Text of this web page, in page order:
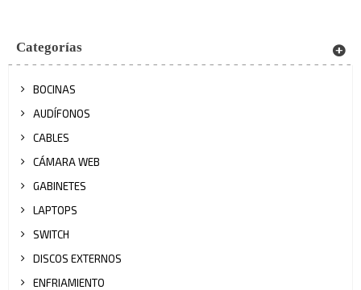
Categorías
BOCINAS
AUDÍFONOS
CABLES
CÁMARA WEB
GABINETES
LAPTOPS
SWITCH
DISCOS EXTERNOS
ENFRIAMIENTO